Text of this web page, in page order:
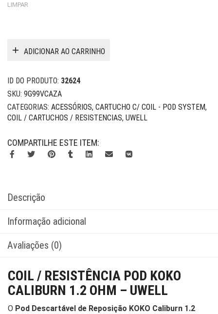
LIMPAR
ADICIONAR AO CARRINHO
ID DO PRODUTO: 32624
SKU: 9G99VCAZA
CATEGORIAS: ACESSÓRIOS, CARTUCHO C/ COIL - POD SYSTEM,
COIL / CARTUCHOS / RESISTENCIAS, UWELL
COMPARTILHE ESTE ITEM:
Descrição
Informação adicional
Avaliações (0)
COIL / RESISTÊNCIA POD KOKO
CALIBURN 1.2 OHM – UWELL
O Pod Descartável de Reposição KOKO Caliburn 1.2